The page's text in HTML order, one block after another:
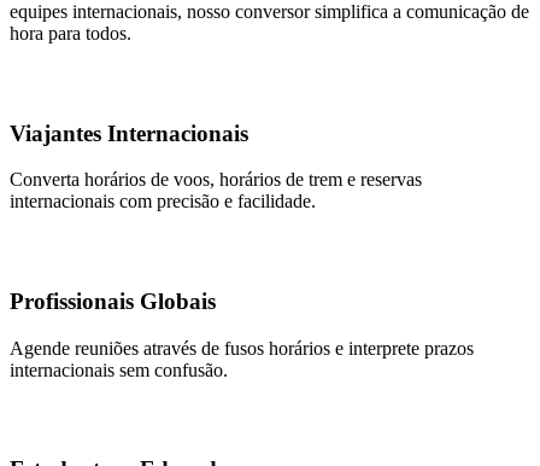
equipes internacionais, nosso conversor simplifica a comunicação de
hora para todos.
Viajantes Internacionais
Converta horários de voos, horários de trem e reservas
internacionais com precisão e facilidade.
Profissionais Globais
Agende reuniões através de fusos horários e interprete prazos
internacionais sem confusão.